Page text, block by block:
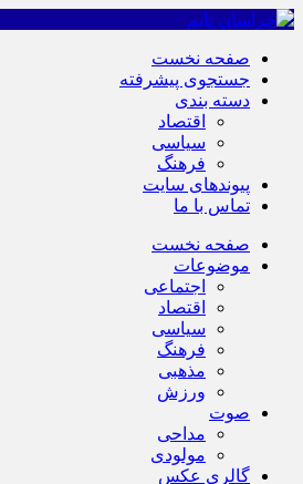
صفحه نخست
جستجوی پیشرفته
دسته بندی
اقتصاد
سیاسی
فرهنگ
پیوندهای سایت
تماس با ما
صفحه نخست
موضوعات
اجتماعی
اقتصاد
سیاسی
فرهنگ
مذهبی
ورزش
صوت
مداحی
مولودی
گالری عکس